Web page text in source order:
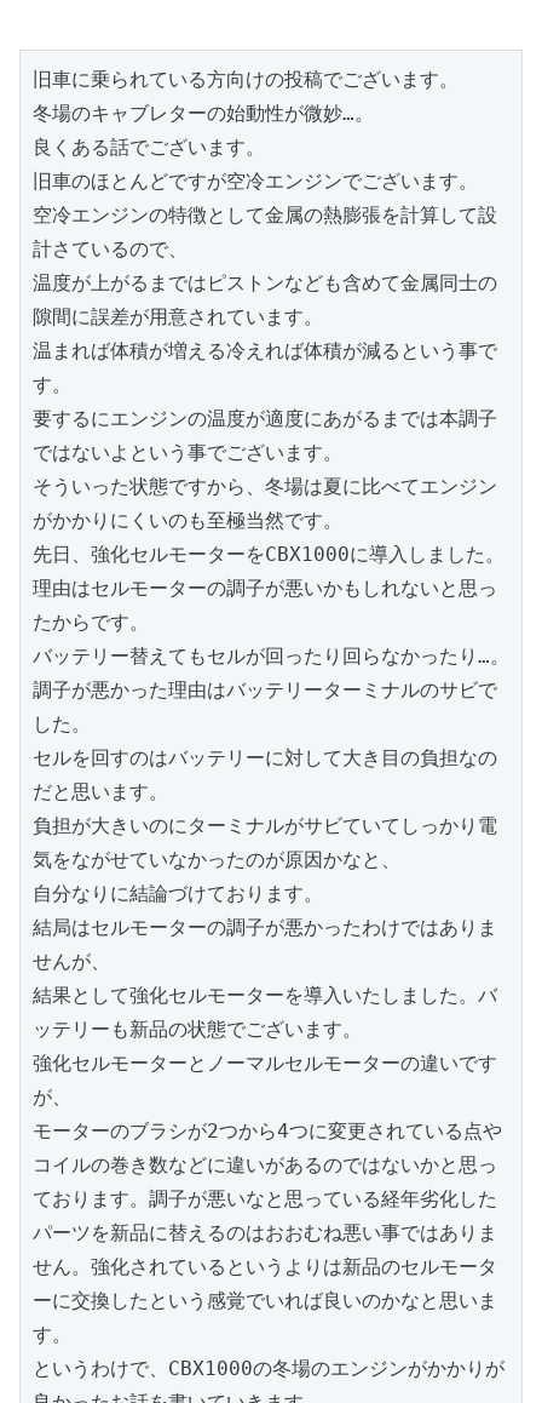
旧車に乗られている方向けの投稿でございます。
冬場のキャブレターの始動性が微妙…。
良くある話でございます。
旧車のほとんどですが空冷エンジンでございます。
空冷エンジンの特徴として金属の熱膨張を計算して設
計さているので、
温度が上がるまではピストンなども含めて金属同士の
隙間に誤差が用意されています。
温まれば体積が増える冷えれば体積が減るという事で
す。
要するにエンジンの温度が適度にあがるまでは本調子
ではないよという事でございます。
そういった状態ですから、冬場は夏に比べてエンジン
がかかりにくいのも至極当然です。
先日、強化セルモーターをCBX1000に導入しました。
理由はセルモーターの調子が悪いかもしれないと思っ
たからです。
バッテリー替えてもセルが回ったり回らなかったり…。
調子が悪かった理由はバッテリーターミナルのサビで
した。
セルを回すのはバッテリーに対して大き目の負担なの
だと思います。
負担が大きいのにターミナルがサビていてしっかり電
気をながせていなかったのが原因かなと、
自分なりに結論づけております。
結局はセルモーターの調子が悪かったわけではありま
せんが、
結果として強化セルモーターを導入いたしました。バ
ッテリーも新品の状態でございます。
強化セルモーターとノーマルセルモーターの違いです
が、
モーターのブラシが2つから4つに変更されている点や
コイルの巻き数などに違いがあるのではないかと思っ
ております。調子が悪いなと思っている経年劣化した
パーツを新品に替えるのはおおむね悪い事ではありま
せん。強化されているというよりは新品のセルモータ
ーに交換したという感覚でいれば良いのかなと思いま
す。
というわけで、CBX1000の冬場のエンジンがかかりが